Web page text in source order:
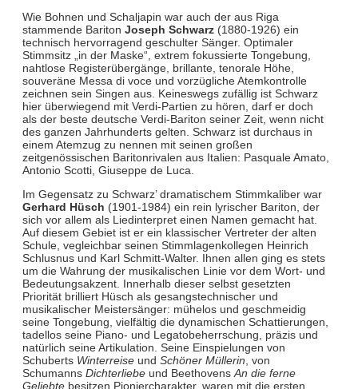
Wie Bohnen und Schaljapin war auch der aus Riga
stammende Bariton Joseph Schwarz(1880-1926) ein
technisch hervorragend geschulter Sänger. Optimaler
Stimmsitz „in der Maske“, extrem fokussierte Tongebung,
nahtlose Registerübergänge, brillante, tenorale Höhe,
souveräne Messa di voce und vorzügliche Atemkontrolle
zeichnen sein Singen aus. Keineswegs zufällig ist Schwarz
hier überwiegend mit Verdi-Partien zu hören, darf er doch
als der beste deutsche Verdi-Bariton seiner Zeit, wenn nicht
des ganzen Jahrhunderts gelten. Schwarz ist durchaus in
einem Atemzug zu nennen mit seinen großen
zeitgenössischen Baritonrivalen aus Italien: Pasquale Amato,
Antonio Scotti, Giuseppe de Luca.
Im Gegensatz zu Schwarz’ dramatischem Stimmkaliber war
Gerhard Hüsch (1901-1984) ein rein lyrischer Bariton, der
sich vor allem als Liedinterpret einen Namen gemacht hat.
Auf diesem Gebiet ist er ein klassischer Vertreter der alten
Schule, vegleichbar seinen Stimmlagenkollegen Heinrich
Schlusnus und Karl Schmitt-Walter. Ihnen allen ging es stets
um die Wahrung der musikalischen Linie vor dem Wort- und
Bedeutungsakzent. Innerhalb dieser selbst gesetzten
Priorität brilliert Hüsch als gesangstechnischer und
musikalischer Meistersänger: mühelos und geschmeidig
seine Tongebung, vielfältig die dynamischen Schattierungen,
tadellos seine Piano- und Legatobeherrschung, präzis und
natürlich seine Artikulation. Seine Einspielungen von
Schuberts Winterreiseund Schöner Müllerin, von
Schumanns Dichterliebeund BeethovensAn die ferne
Geliebtebesitzen Pioniercharakter, waren mit die ersten